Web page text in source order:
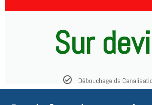
Sur
Débouchage de